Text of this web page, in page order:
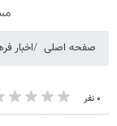
صفحه اصلی اخبار
۰ نفر